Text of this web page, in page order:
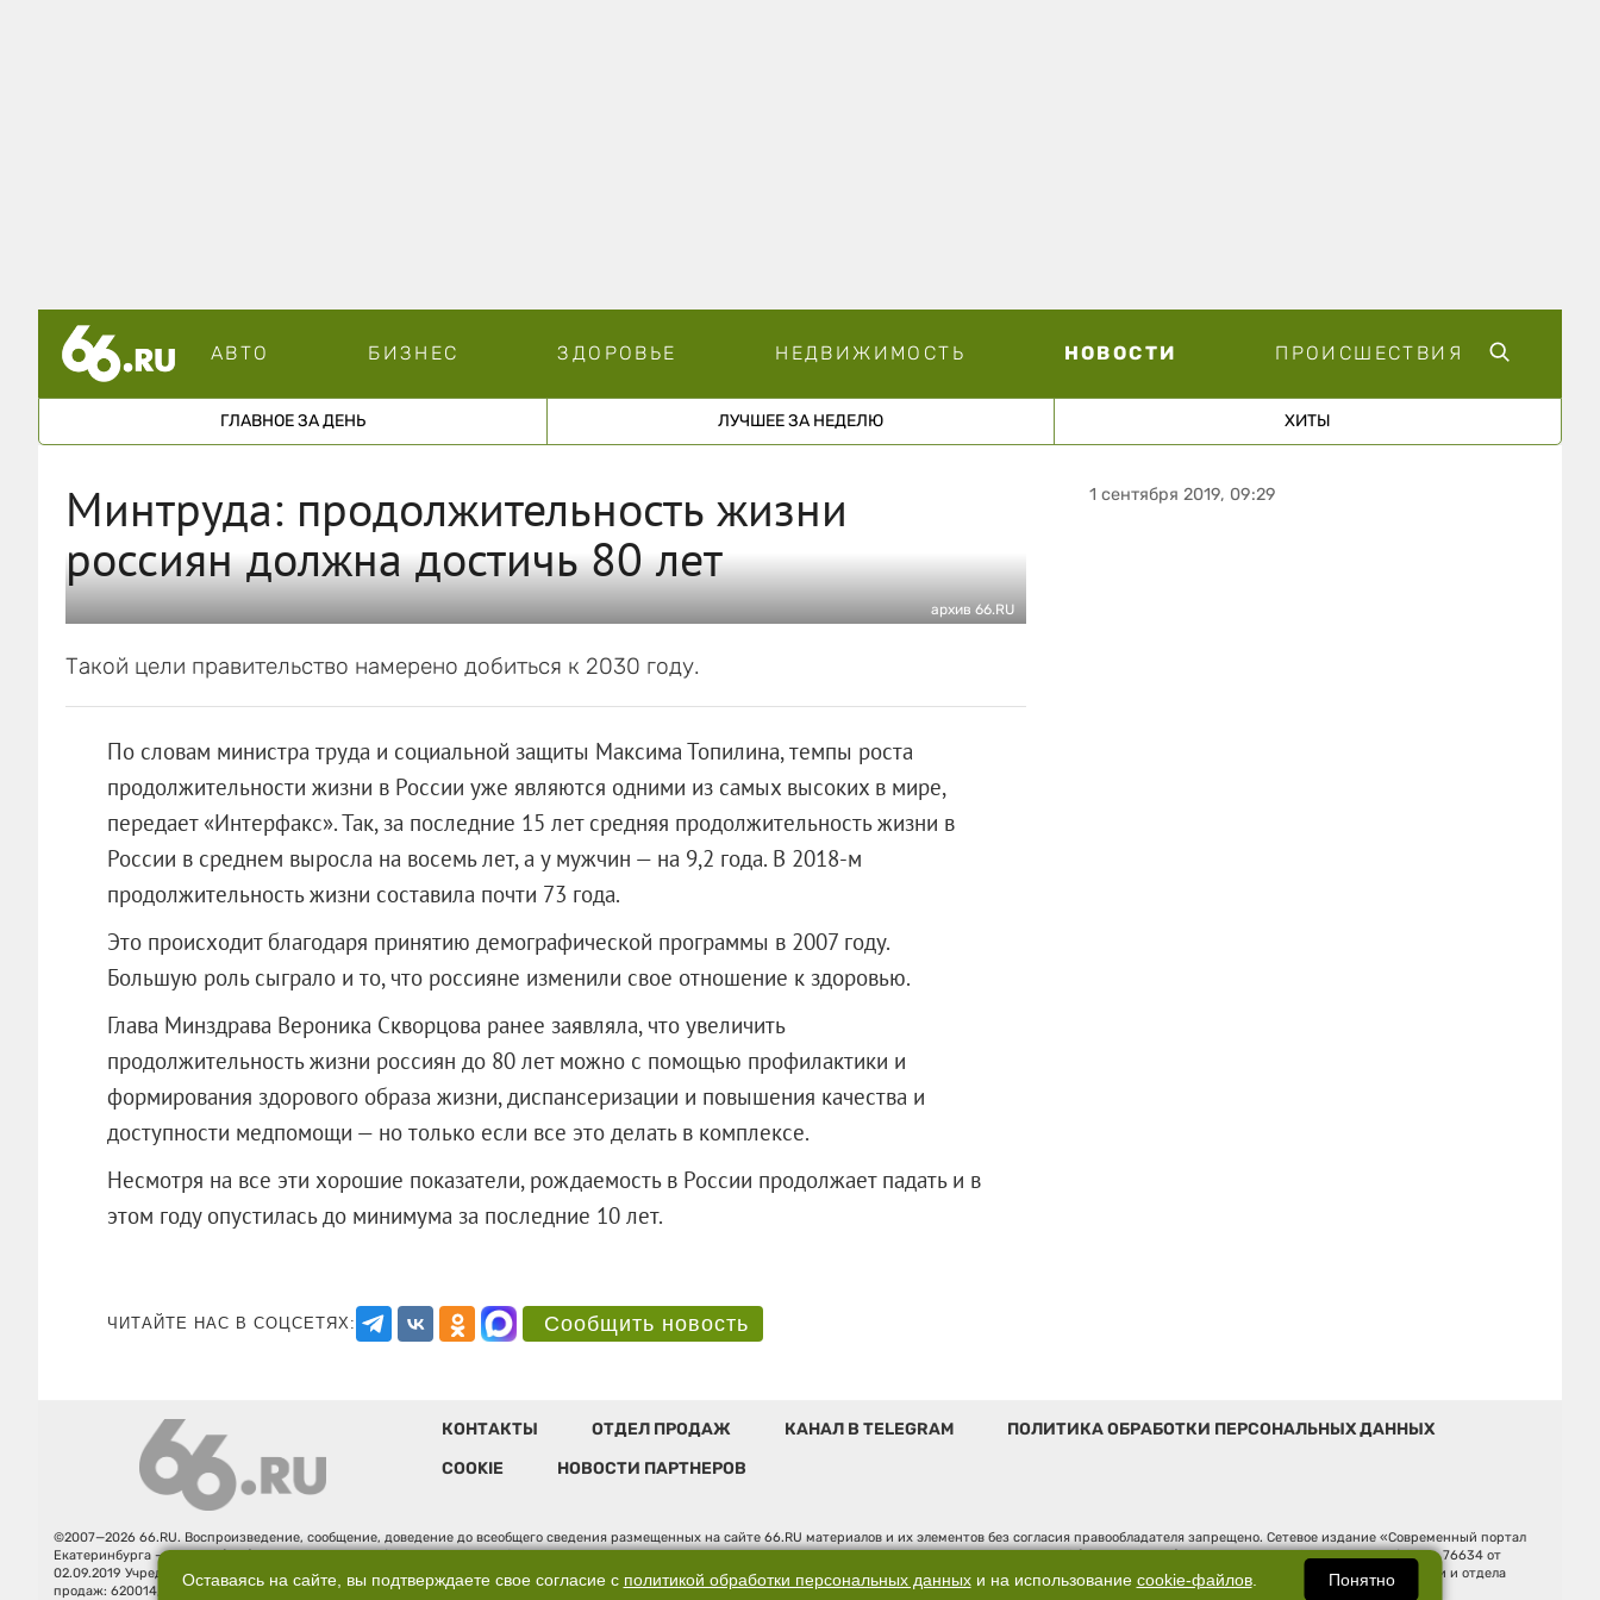
АВТО БИЗНЕС ЗДОРОВЬЕ НЕДВИЖИМОСТЬ НОВОСТИ ПРОИСШЕСТВИЯ
ГЛАВНОЕ ЗА ДЕНЬ ЛУЧШЕЕ ЗА НЕДЕЛЮ ХИТЫ
Минтруда: продолжительность жизни
россиян должна достичь 80 лет
архив 66.RU
Такой цели правительство намерено добиться к 2030 году.
По словам министра труда и социальной защиты Максима Топилина, темпы роста
продолжительности жизни в России уже являются одними из самых высоких в мире,
передает «Интерфакс». Так, за последние 15 лет средняя продолжительность жизни в
России в среднем выросла на восемь лет, а у мужчин — на 9,2 года. В 2018-м
продолжительность жизни составила почти 73 года.
Это происходит благодаря принятию демографической программы в 2007 году.
Большую роль сыграло и то, что россияне изменили свое отношение к здоровью.
Глава Минздрава Вероника Скворцова ранее заявляла, что увеличить
продолжительность жизни россиян до 80 лет можно с помощью профилактики и
формирования здорового образа жизни, диспансеризации и повышения качества и
доступности медпомощи — но только если все это делать в комплексе.
Несмотря на все эти хорошие показатели, рождаемость в России продолжает падать и в
этом году опустилась до минимума за последние 10 лет.
ЧИТАЙТЕ НАС В СОЦСЕТЯХ: Сообщить новость
1 сентября 2019, 09:29
КОНТАКТЫ ОТДЕЛ ПРОДАЖ КАНАЛ В TELEGRAM
ПОЛИТИКА ОБРАБОТКИ ПЕРСОНАЛЬНЫХ ДАННЫХ
COOKIE
НОВОСТИ ПАРТНЕРОВ
©2007—2026 66.RU. Воспроизведение, сообщение, доведение до всеобщего сведения размещенных на сайте 66.RU материалов и их элементов без согласия правообладателя запрещено. Сетевое издание «Современный портал
Екатеринбурга — «66.ru» (18+) зарегистрировано Федеральной службой по надзору в сфере связи, информационных технологий и массовых коммуникаций (Роскомнадзор). Регистрационный номер ЭЛ № ФС 77 - 76634 от
02.09.2019 Учредитель: Общество с ограниченной ответственностью "66.ру". Юридический адрес: 620014, Свердловская обл., г. Екатеринбург, ул. Бориса Ельцина, строение 3, оф. 7015 Фактический адрес редакции и отдела
продаж: 620014, Свердловская обл., г. Екатеринбург, ул. Бориса Ельцина, д. 3, оф. 7015, +7 (343) 288-50-66 info@news.66.ru Главный редактор: Шлыков Дмитрий Владимирович
Оставаясь на сайте, вы подтверждаете свое согласие с политикой обработки персональных данныхи на использование cookie-файлов. Понятно